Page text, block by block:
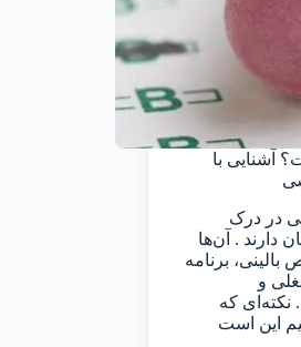
آشنایی با
در درک
دارند . آن‌ها
برنامه
و
نکته‌ای که
این است